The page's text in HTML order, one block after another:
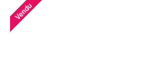
Vendu